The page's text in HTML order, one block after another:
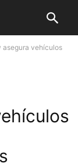
asegura vehículos